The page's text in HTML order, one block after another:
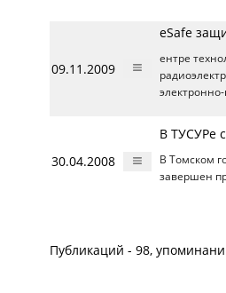
09.11.2009
eSafe
ентре
30.04.2008
В ТУСУРе
В Томском
завершен
Публикаций - 98,